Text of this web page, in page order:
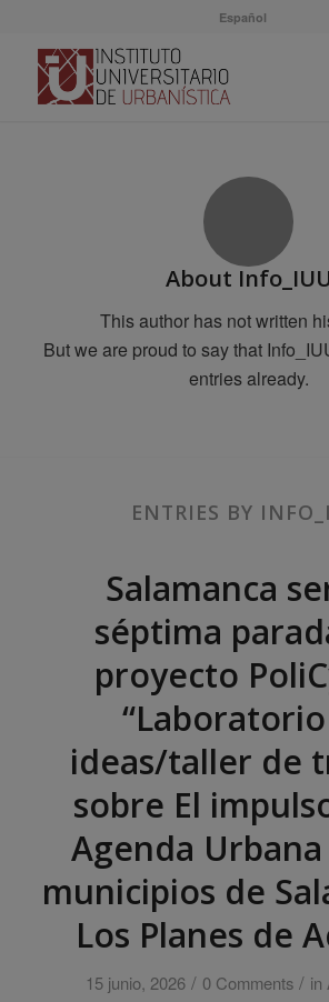
Español
About
This author has not written
But we are proud to say that
entries already.
ENTRIES BY
Salamanca
séptima
proyecto
ideas/taller de
sobre El
Agenda
municipios de
Los Planes de
15 junio, 2026 / 0 Comments / in